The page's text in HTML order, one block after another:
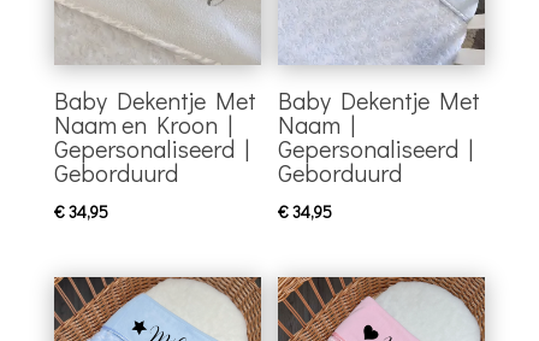
Baby Dekentje Met
Naam en Kroon |
Gepersonaliseerd |
Geborduurd
€34,95
Baby Dekentje Met
Naam |
Gepersonaliseerd |
Geborduurd
€34,95